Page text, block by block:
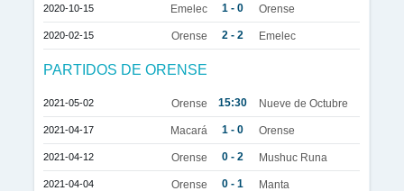
2020-10-15 Emelec 1 - 0 Orense
2020-02-15 Orense 2 - 2 Emelec
PARTIDOS DE ORENSE
2021-05-02 Orense 15:30 Nueve de Octubre
2021-04-17 Macará 1 - 0 Orense
2021-04-12 Orense 0 - 2 Mushuc Runa
2021-04-04 Orense 0 - 1 Manta